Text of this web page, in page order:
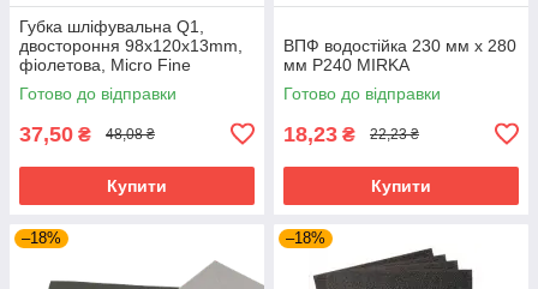
Губка шліфувальна Q1,
двостороння 98x120x13mm,
фіолетова, Micro Fine
(Р1000-1500)
Готово до відправки
37,50 ₴ 48,08 ₴
Купити
ВПФ водостійка 230 мм x 280
мм Р240 MIRKA
Готово до відправки
18,23 ₴ 22,23 ₴
Купити
–18% –18%